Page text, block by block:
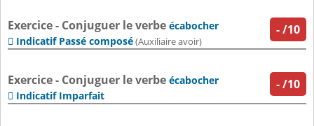
-/10
Exercice - Conjuguer le verbe écabocher
 Indicatif Passé composé(Auxiliaire avoir)
-/10
Exercice - Conjuguer le verbe écabocher
 Indicatif Imparfait